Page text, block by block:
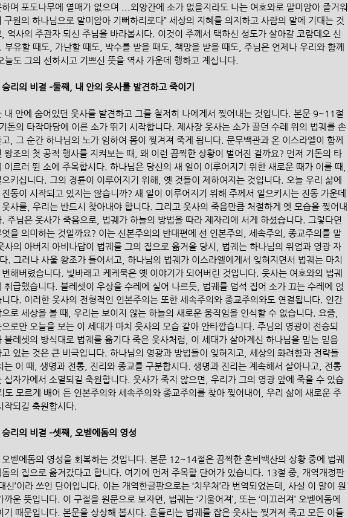
하며 포도나무에 열매가 없으며 ...외양간에 소가 없을지라도 나는 여호와로 말미암아 즐거워
구원의 하나님으로 말미암아 기뻐하리로다” 세상의 지혜를 의지하고 사람의 말에 기대는 것
역사의 주관자 되신 주님을 바라봅시다. 이것이 주께서 택하신 성도가 살아갈 코람데오 신
부유할 때도, 가난할 때도, 박수를 받을 때도, 책망을 받을 때도, 주님은 언제나 우리와 함께
늘도 그의 선하시고 기쁘신 뜻을 역사 가운데 행하고 계십니다.
리의 비결 –둘째, 내 안의 웃사를 발견하고 죽이기
내 안에 숨어있던 웃사를 발견하고 그를 철저히 나에게서 찢어내는 것입니다. 본문 9~11절
돈의 타작마당에 이른 소가 뛰기 시작합니다. 제사장 웃사는 소가 끌던 수레 위의 법궤를 손
고, 그 순간 하나님의 노가 임하여 몸이 찢겨져 죽게 됩니다. 문무백관과 온 이스라엘이 함께
왕조의 첫 공적 행사를 지켜보는 때, 왜 이런 끔찍한 상황이 벌어진 걸까요? 먼저 기돈의 타
이르러 뛴 소에 주목합시다. 하나님은 당신의 새 일이 이루어지기 위한 새로운 때가 이를 때,
키십니다. 그의 경륜이 이루어지기 위해, 옛 것들이 제하여지는 것입니다. 오늘 우리 삶에
동이 시작되고 있지는 않습니까? 새 일이 이루어지기 위해 주께서 일으키시는 진동 가운데
웃사를, 우리는 반드시 찾아내야 합니다. 그리고 웃사의 죽음만큼 처절하게 옛 모습을 찢어내
. 주님은 웃사가 죽음으로, 법궤가 하늘의 방법을 따라 제자리에 서게 하셨습니다. 그렇다면
을 의미하는 것일까요? 이는 신본주의의 반대편에 선 인본주의, 세속주의, 종교주의를 말
사의 아버지 아비나답이 법궤를 그의 집으로 옮겨올 당시, 법궤는 하나님의 위엄과 영광 자
. 그러나 사울 왕조가 들어서고, 하나님의 법궤가 이스라엘에게서 잊혀지면서 법궤는 마치
해버렸습니다. 빛바래고 케케묵은 옛 이야기가 되어버린 것입니다. 웃사는 여호와의 법궤
취급했습니다. 블레셋이 우상을 수레에 실어 나르듯, 법궤를 덥석 집어 소가 끄는 수레에 얹
니다. 이러한 웃사의 전형적인 인본주의는 또한 세속주의와 종교주의와도 연결됩니다. 인간
로 세상을 볼 때, 우리는 보이지 않는 하늘의 새로운 움직임을 인식할 수 없습니다. 요즘,
로만 오늘을 보는 이 세대가 마치 웃사의 모습 같아 안타깝습니다. 주님의 영광이 전승되
블레셋의 방식대로 법궤를 옮기다 죽은 웃사처럼, 이 세대가 살아계신 하나님을 믿는 믿음
있는 것은 큰 비극입니다. 하나님의 영광과 방법들이 잊혀지고, 세상의 화려함과 전략들
는 이 때, 생명과 전통, 진리와 종교를 구분합시다. 생명과 진리는 계속해서 살아나고, 전통
십자가에서 소멸되길 축원합니다. 웃사가 죽지 않으면, 우리가 그의 영광 앞에 죽을 수 있습
도 모르게 배어 든 인본주의와 세속주의와 종교주의를 찾아 찢어내어, 우리 삶에 새로운 주
작되길 축원합시다.
리의 비결 –셋째, 오벧에돔의 영성
오벧에돔의 영성을 회복하는 것입니다. 본문 12~14절은 끔찍한 혼비백산의 상황 중에 법궤
돔의 집으로 옮겨갔다고 합니다. 여기에 먼저 주목할 단어가 있습니다. 13절 중, 개역개정판
신’이라 쓰인 단어입니다. 이는 개역한글판으로는 ‘치우쳐’라 번역되었는데, 사실 이 말이 원
까운 뜻입니다. 이 구절을 원문으로 보자면, 법궤는 ‘기울어져’, 또는 ‘미끄러져’ 오벧에돔에
기 때문입니다. 본문을 상상해 봅시다. 흔들리는 법궤를 잡은 웃사는 찢겨져 죽고 모든 이들